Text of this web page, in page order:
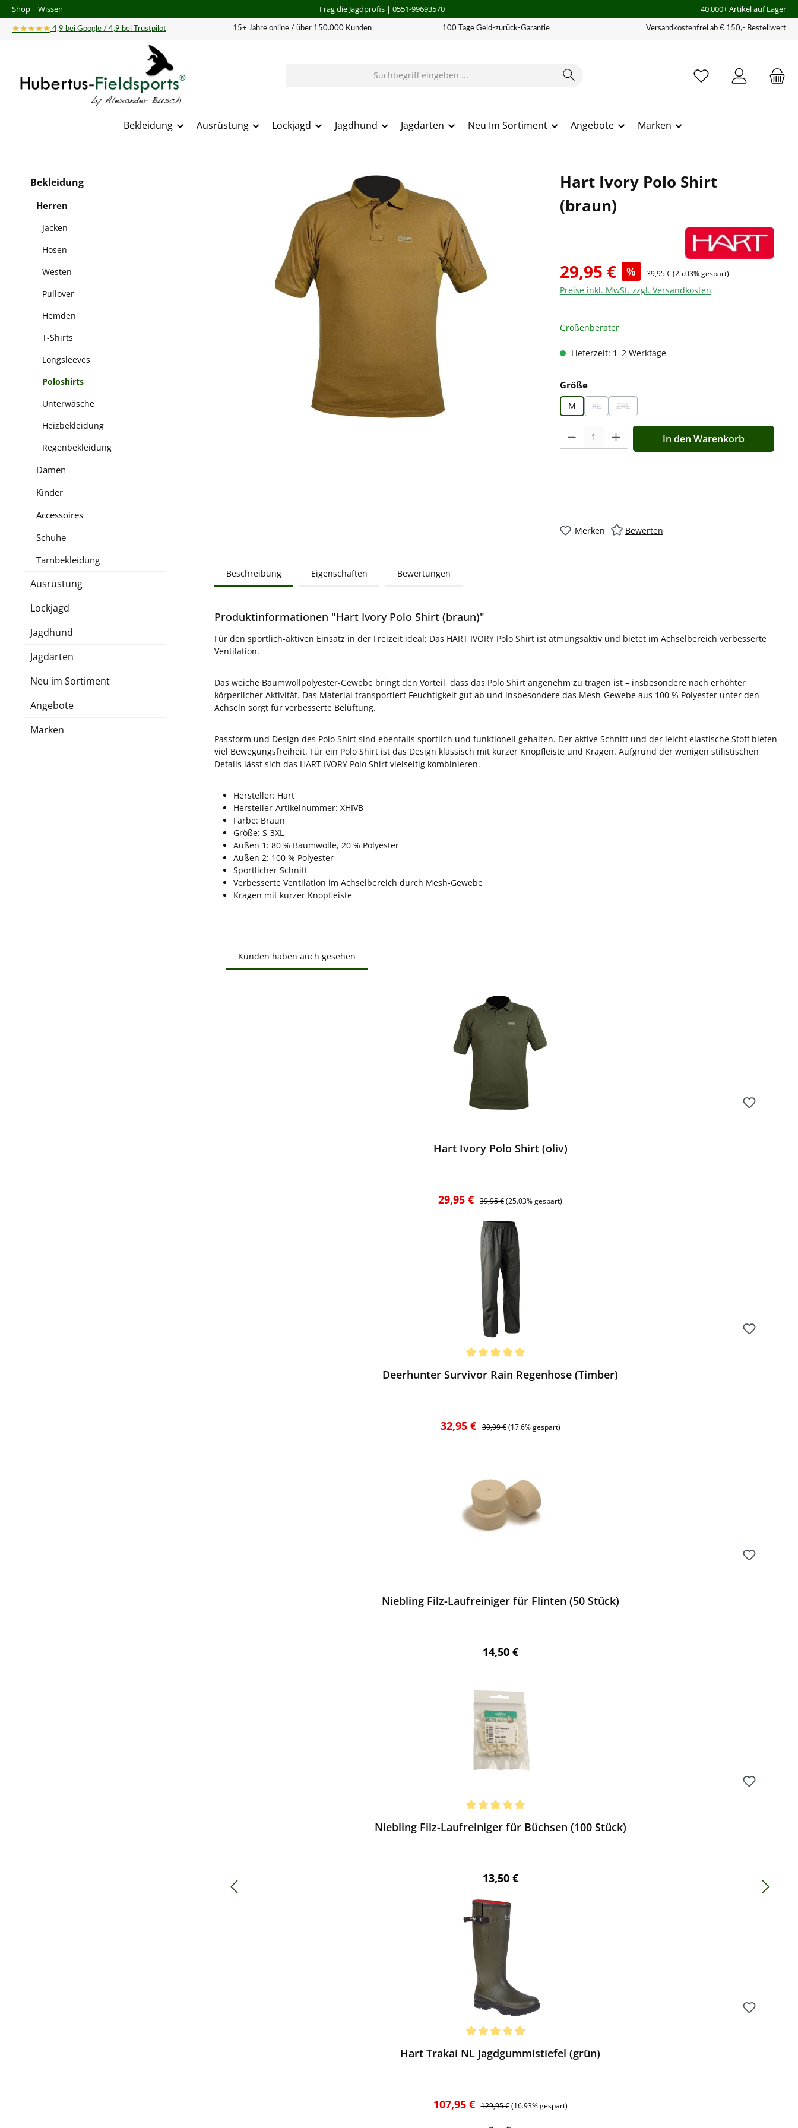
Hauptinhalt springen
Zur Suche springen
Zur Hauptnavigation springen
Shop | Wissen Frag die Jagdprofis| 0551-99693570 40.000+ Artikel auf Lager
★★★★★ 4,9 bei Google / 4,9 bei Trustpilot 15+ Jahre online / über 150.000 Kunden 100 Tage Geld-zurück-Garantie Versandkostenfrei ab € 150,- Bestellwert
Bekleidung Ausrüstung Lockjagd Jagdhund Jagdarten Neu Im Sortiment Angebote Marken
Bekleidung
Herren
Jacken
Hosen
Westen
Pullover
Hemden
T-Shirts
Longsleeves
Poloshirts
Unterwäsche
Heizbekleidung
Regenbekleidung
Damen
Kinder
Accessoires
Schuhe
Tarnbekleidung
Ausrüstung
Lockjagd
Jagdhund
Jagdarten
Neu im Sortiment
Angebote
Marken
Hart Ivory Polo Shirt
(braun)
29,95 € % 39,95 €(25.03% gespart)
Preise inkl. MwSt. zzgl. Versandkosten
Größenberater
Lieferzeit: 1–2 Werktage
Größeauswählen
M XL
(Diese Option ist zurzeit nicht verfügbar.)
2XL
(Diese Option ist zurzeit nicht verfügbar.)
Produkt Anzahl: Gib den gewünschten Wert ein oder
In den Warenkorb
Merken Bewerten
Beschreibung Eigenschaften Bewertungen
Produktinformationen "Hart Ivory Polo Shirt (braun)"
Für den sportlich-aktiven Einsatz in der Freizeit ideal: Das HART IVORY Polo Shirt ist atmungsaktiv und bietet im Achselbereich verbesserte
Ventilation.
Das weiche Baumwollpolyester-Gewebe bringt den Vorteil, dass das Polo Shirt angenehm zu tragen ist – insbesondere nach erhöhter
körperlicher Aktivität. Das Material transportiert Feuchtigkeit gut ab und insbesondere das Mesh-Gewebe aus 100 % Polyester unter den
Achseln sorgt für verbesserte Belüftung.
Passform und Design des Polo Shirt sind ebenfalls sportlich und funktionell gehalten. Der aktive Schnitt und der leicht elastische Stoff bieten
viel Bewegungsfreiheit. Für ein Polo Shirt ist das Design klassisch mit kurzer Knopfleiste und Kragen. Aufgrund der wenigen stilistischen
Details lässt sich das HART IVORY Polo Shirt vielseitig kombinieren.
Hersteller: Hart
Hersteller-Artikelnummer: XHIVB
Farbe: Braun
Größe: S-3XL
Außen 1: 80 % Baumwolle, 20 % Polyester
Außen 2: 100 % Polyester
Sportlicher Schnitt
Verbesserte Ventilation im Achselbereich durch Mesh-Gewebe
Kragen mit kurzer Knopfleiste
Kunden haben auch gesehen
Hart Ivory Polo Shirt (oliv)
Verkaufspreis:
29,95 € Regulärer Preis:
39,95 €(25.03% gespart)
Deerhunter Survivor Rain Regenhose (Timber)
Verkaufspreis:
32,95 € Regulärer Preis:
39,99 € (17.6% gespart)
Niebling Filz-Laufreiniger für Flinten (50 Stück)
Regulärer Preis:
14,50 €
Niebling Filz-Laufreiniger für Büchsen (100 Stück)
Regulärer Preis:
13,50 €
Hart Trakai NL Jagdgummistiefel (grün)
Verkaufspreis:
107,95 € Regulärer Preis:
129,95 € (16.93% gespart)